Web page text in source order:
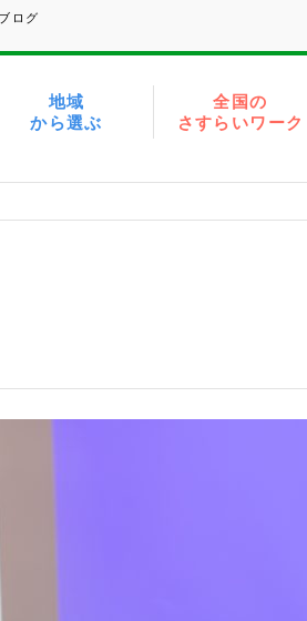
ログ
地域
から選ぶ
全国の
さすらいワーク